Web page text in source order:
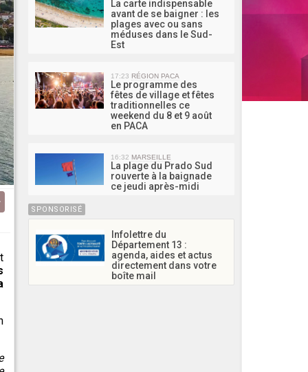
La carte indispensable
avant de se baigner : les
plages avec ou sans
méduses dans le Sud-
Est
17:23 RÉGION PACA
Le programme des
fêtes de village et fêtes
traditionnelles ce
weekend du 8 et 9 août
en PACA
16:32 MARSEILLE
La plage du Prado Sud
rouverte à la baignade
ce jeudi après-midi
SPONSORISÉ
Infolettre du
Département 13 :
agenda, aides et actus
directement dans votre
boîte mail